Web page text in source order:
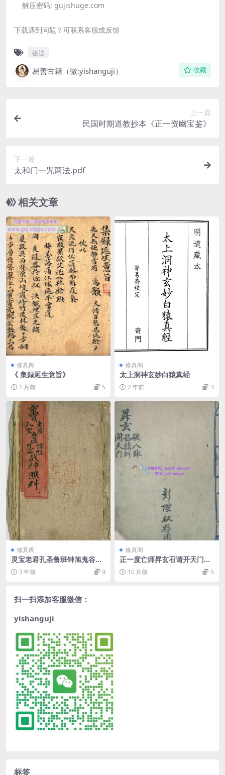
解压密码: gujishuge.com
下载遇到问题？可联系客服或反馈
秘法
易善古籍（微:yishanguji） 收藏
上一篇
民国时期道教抄本《正一资幽宝鉴》
下一篇
太和门一咒两法.pdf
相关文章
修真阁
《 集録延生意旨》
1 月前 5
修真阁
太上洞神玄妙白猿真经
2 年前 3
修真阁
灵宝老君孔圣鲁班钟旭鬼谷战
神醺科
3 年前 9
修真阁
正一度亡师昇玄召请开天门破
八卦科10 月前 5
扫一扫添加客服微信：
yishanguji
标签